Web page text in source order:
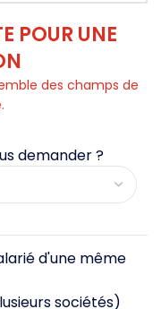
POUR UNE
des champs de
demander ?
d'une même
sociétés)